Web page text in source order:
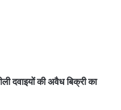
दवाइयों की अवैध बिक्री का